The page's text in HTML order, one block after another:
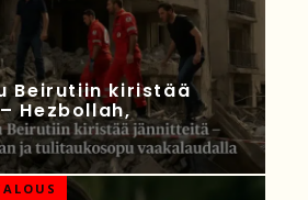
Beirutiin kiristää
Hezbollah,